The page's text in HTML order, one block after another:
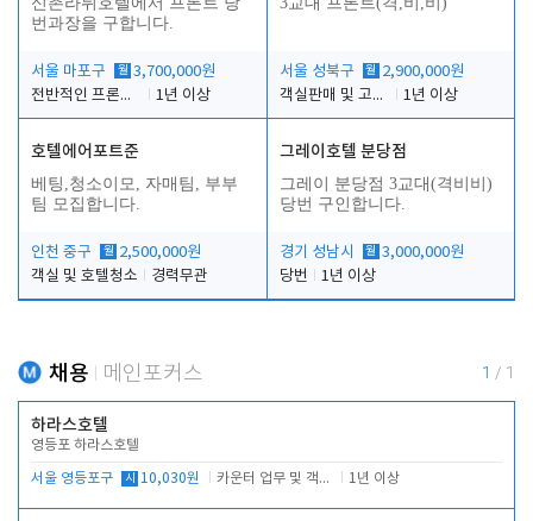
번과장을 구합니다.
서울 마포구 월 3,700,000원
전반적인 프론트 당번업무
1년 이상
서울 성북구 월 2,900,000원
객실판매 및 고객응대
1년 이상
호텔에어포트준
베팅,청소이모, 자매팀, 부부
팀 모집합니다.
인천 중구 월 2,500,000원
객실 및 호텔청소
경력무관
그레이호텔 분당점
그레이 분당점 3교대(격비비)
당번 구인합니다.
경기 성남시 월 3,000,000원
당번
1년 이상
채용 메인포커스 1 / 1
하라스호텔
영등포 하라스호텔
서울 영등포구 시 10,030원 카운터 업무 및 객실관리(청소상태 확인, 객실판매) 1년 이상